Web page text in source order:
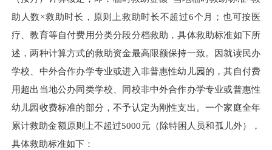
助人数×救助时长，原则上救助时长不超过6个月；也可按医
疗、教育等自付费用分类分段分档救助，具体救助标准如下所
述，两种计算方式的救助资金最高限额保持一致。因就读民办
学校、中外合作办学专业或进入非普惠性幼儿园的，其自付费
用超出当地公办同类学校、同校非中外合作办学专业或普惠性
幼儿园收费标准的部分，不予认定为刚性支出。一个家庭全年
累计救助金额原则上不超过5000元（除特困人员和孤儿外），
具体救助标准如下：